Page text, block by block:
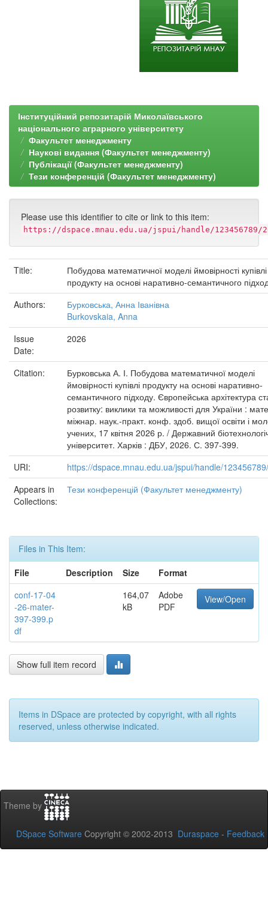
Інституційний репозитарій Миколаївського
національного аграрного університету
Факультет менеджменту
Наукові видання (Факультет менеджменту)
Публікації (Факультет менеджменту)
Тези конференцій (Факультет менеджменту)
Please use this identifier to cite or link to this item:
https://dspace.mnau.edu.ua/jspui/handle/123456789/
Title:
Побудова математичної моделі ймовірності купівлі
продукту на основі наративно-семантичного
Authors:
Бурковська, Анна Іванівна
Burkovskaia, Anna
Issue
Date:
2026
Citation:
Бурковська А. І. Побудова математичної моделі
ймовірності купівлі продукту на основі наративно-
семантичного підходу. Європейська архітектура
розвитку: виклики та можливості для України :
міжнар. наук.-практ. конф. здоб. вищої освіти і
учених, 17 квітня 2026 р. / Державний
університет. Харків : ДБУ, 2026. С. 397-399.
URI:
https://dspace.mnau.edu.ua/jspui/handle/
Appears in
Collections:
Тези конференцій (Факультет менеджменту)
Files in This Item:
File
Description Size
Format
conf-17-04
-26-mater-
397-399.p
df
164,07
kB
Adobe
PDF
View/Open
Show full item record
Items in DSpace are protected by copyright, with all rights
reserved, unless otherwise indicated.
Theme by
DSpace Software Copyright © 2002-2013 Duraspace - Feedback